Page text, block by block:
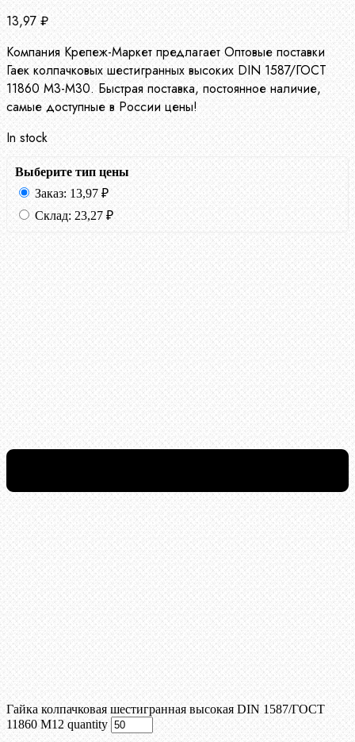
13,97 ₽
Компания Крепеж-Маркет предлагает Оптовые поставки
Гаек колпачковых шестигранных высоких DIN 1587/ГОСТ
11860 М3-М30. Быстрая поставка, постоянное наличие,
самые доступные в России цены!
In stock
Выберите тип цены
Заказ: 13,97 ₽
Склад: 23,27 ₽
Гайка колпачковая шестигранная высокая DIN 1587/ГОСТ
11860 М12 quantity